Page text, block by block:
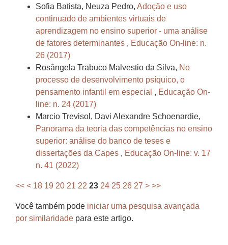
Sofia Batista, Neuza Pedro, Adoção e uso
continuado de ambientes virtuais de
aprendizagem no ensino superior - uma análise
de fatores determinantes , Educação On-line: n.
26 (2017)
Rosângela Trabuco Malvestio da Silva, No
processo de desenvolvimento psíquico, o
pensamento infantil em especial , Educação On-
line: n. 24 (2017)
Marcio Trevisol, Davi Alexandre Schoenardie,
Panorama da teoria das competências no ensino
superior: análise do banco de teses e
dissertações da Capes , Educação On-line: v. 17
n. 41 (2022)
<< < 18 19 20 21 22 23 24 25 26 27 > >>
Você também pode iniciar uma pesquisa avançada
por similaridade para este artigo.